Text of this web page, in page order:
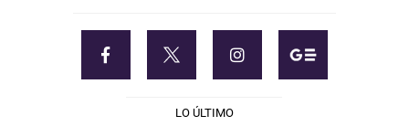
LO ÚLTIMO